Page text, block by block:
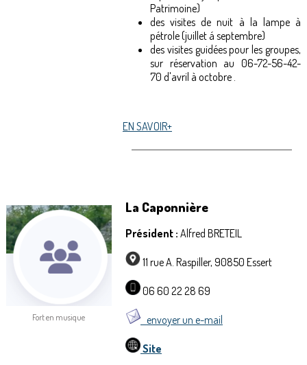
Patrimoine)
des visites de nuit à la lampe à
pétrole (juillet á septembre)
des visites guidées pour les groupes,
sur réservation au 06-72-56-42-
70 d'avril à octobre .‌
EN SAVOIR+
Fort en musique
La Caponnière
Président : Alfred BRETEIL
11 rue A. Raspiller, 90850 Essert
06 60 22 28 69
envoyer un e-mail
Site